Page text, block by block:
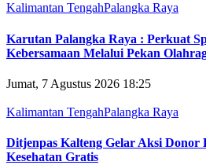
Kalimantan TengahPalangka Raya
Karutan Palangka Raya : Perkuat
Kebersamaan Melalui Pekan
Jumat, 7 Agustus 2026 18:25
Kalimantan TengahPalangka Raya
Ditjenpas Kalteng Gelar Aksi Donor
Kesehatan Gratis